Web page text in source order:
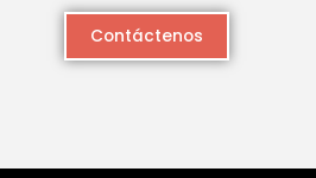
Contáctenos